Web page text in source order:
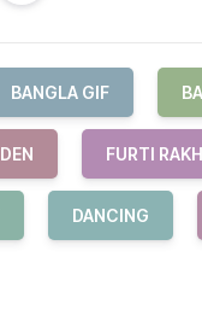
BANGLA GIF
FURTI
DANCING